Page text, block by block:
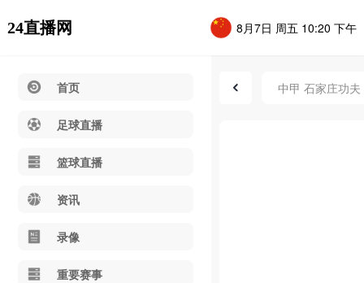
24直播网 8月7日 周五 10:20 下午
首页
足球直播
篮球直播
资讯
录像
重要赛事
中甲 石家庄功